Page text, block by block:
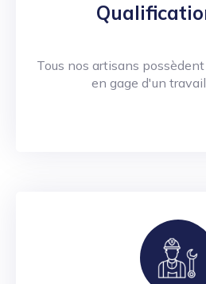
Tous nos artisans
en gage d'un